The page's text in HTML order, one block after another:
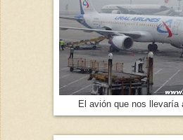
El avión que nos llevaría